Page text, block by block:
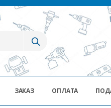
ЗАКАЗ ОПЛАТА